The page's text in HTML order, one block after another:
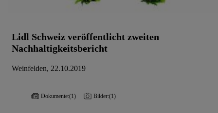
Lidl Schweiz veröffentlicht zweiten
Nachhaltigkeitsbericht
Weinfelden, 22.10.2019
Dokumente:(1) Bilder:(1)